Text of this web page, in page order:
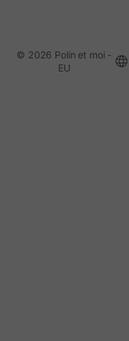
© 2026 Polín et moi -
EU